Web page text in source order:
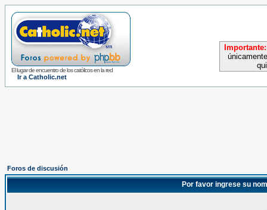
El lugar de encuentro de los católicos en la red
Ir a Catholic.net
Importante:
Foros de discusión
Por favor ingrese su